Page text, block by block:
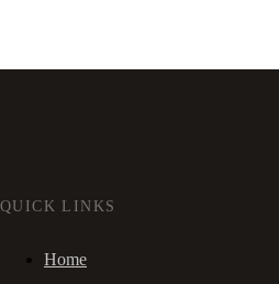
QUICK LINKS
Home